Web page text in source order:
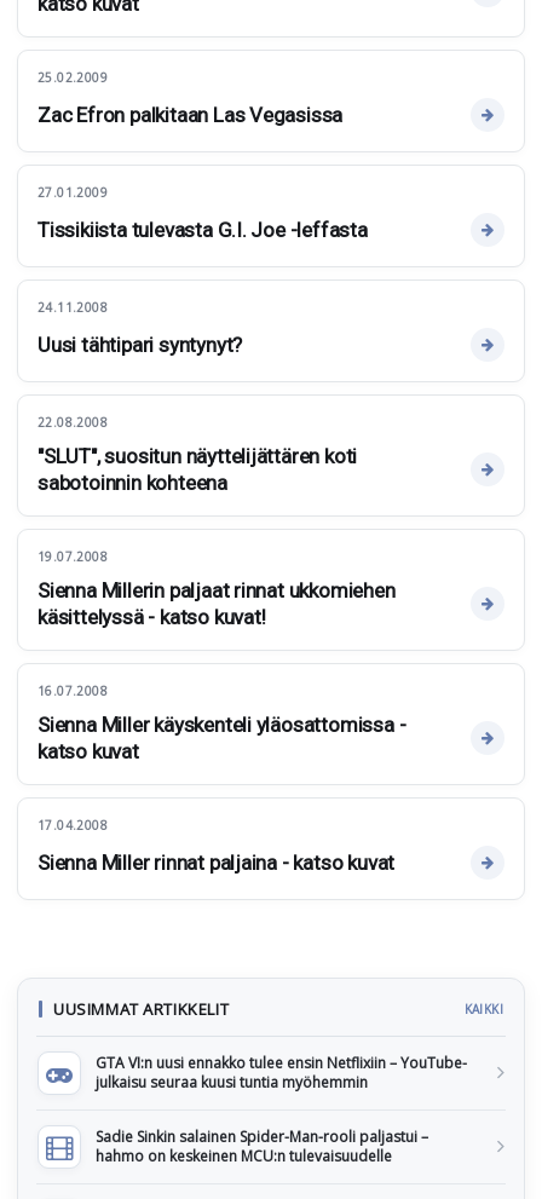
25.02.2009
Zac Efron palkitaan Las Vegasissa
27.01.2009
Tissikiista tulevasta G.I. Joe -leffasta
24.11.2008
Uusi tähtipari syntynyt?
22.08.2008
"SLUT", suositun näyttelijättären koti
sabotoinnin kohteena
19.07.2008
Sienna Millerin paljaat rinnat ukkomiehen
käsittelyssä - katso kuvat!
16.07.2008
Sienna Miller käyskenteli yläosattomissa -
katso kuvat
17.04.2008
Sienna Miller rinnat paljaina - katso kuvat
UUSIMMAT ARTIKKELIT KAIKKI
GTA VI:n uusi ennakko tulee ensin Netflixiin – YouTube-
julkaisu seuraa kuusi tuntia myöhemmin
Sadie Sinkin salainen Spider-Man-rooli paljastui –
hahmo on keskeinen MCU:n tulevaisuudelle